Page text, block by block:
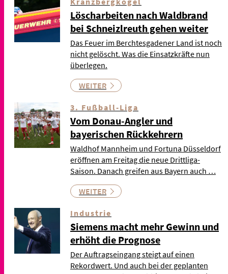
Löscharbeiten nach Waldbrand
bei Schneizlreuth gehen weiter
Das Feuer im Berchtesgadener Land ist noch
nicht gelöscht. Was die Einsatzkräfte nun
überlegen.
WEITER
3. Fußball-Liga
Vom Donau-Angler und
bayerischen Rückkehrern
Waldhof Mannheim und Fortuna Düsseldorf
eröffnen am Freitag die neue Drittliga-
Saison. Danach greifen aus Bayern auch …
WEITER
Industrie
Siemens macht mehr Gewinn und
erhöht die Prognose
Der Auftragseingang steigt auf einen
Rekordwert. Und auch bei der geplanten